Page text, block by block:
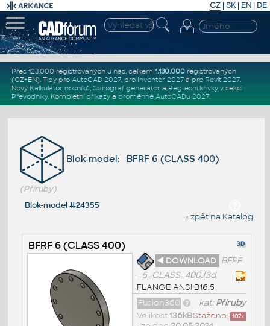
CZ | SK| EN | DE
Přes 123.000 registrovaných u nás, celkem 1.130.000registrovaných
(CZ+EN). Tipy pro AutoCAD 2027, pro Inventor 2027a pro Revit 2027.
Nový Kalkulátor nosníků, Spirograf generátor a Regresní křivkyv sekci
Převodníky. Kompletní příkazya proměnné AutoCADu 2027.
Blok-model: BFRF 6 (CLASS 400)
(Příruby)
Blok-model #24355
« zpět na Katalog
BFRF 6 (CLASS 400)
◄ DOWNLOAD BFRF
_6_CLASS_400.f3d
FLANGE ANSI B16.5
kat:Příruby
Fusion360
Staženo: 107x
Velikost 136kB